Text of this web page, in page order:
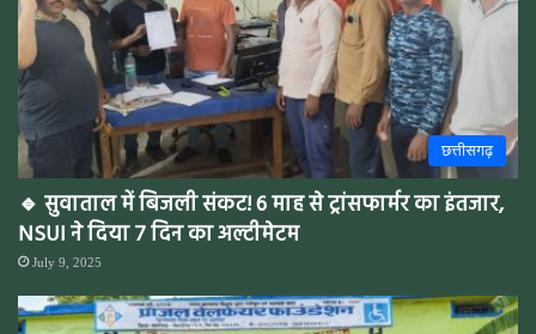
छत्तीसगढ़
🔹 सुवाताल में बिजली संकट! 6 माह से ट्रांसफार्मर का इंतजार,
NSUI ने दिया 7 दिन का अल्टीमेटम
July 9, 2025